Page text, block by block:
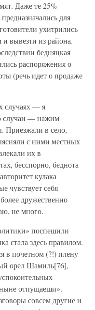
Даже те 25%
для
ухитрились
вывезти из района.
бедняцкая
распоряжения о
(речь идет о продаже
случаях — я
случаи — нажим
Приезжали в село,
с ними местных
их в
бесспорно, беднота
кулака
чувствует себя
дружественно
не много.
поспешили
стала здесь правилом.
в почетном (?!) плену
орел Шамиль[76],
отпущаеши».
совсем другие и